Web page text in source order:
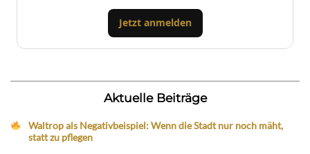
Jetzt anmelden
Aktuelle Beiträge
Waltrop als Negativbeispiel: Wenn die Stadt nur noch mäht,
statt zu pflegen